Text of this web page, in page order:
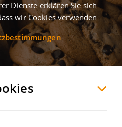
in
+ 10 km
automatisch über neue
werden?
Dienste erklären Sie sich
wir Cookies verwenden.